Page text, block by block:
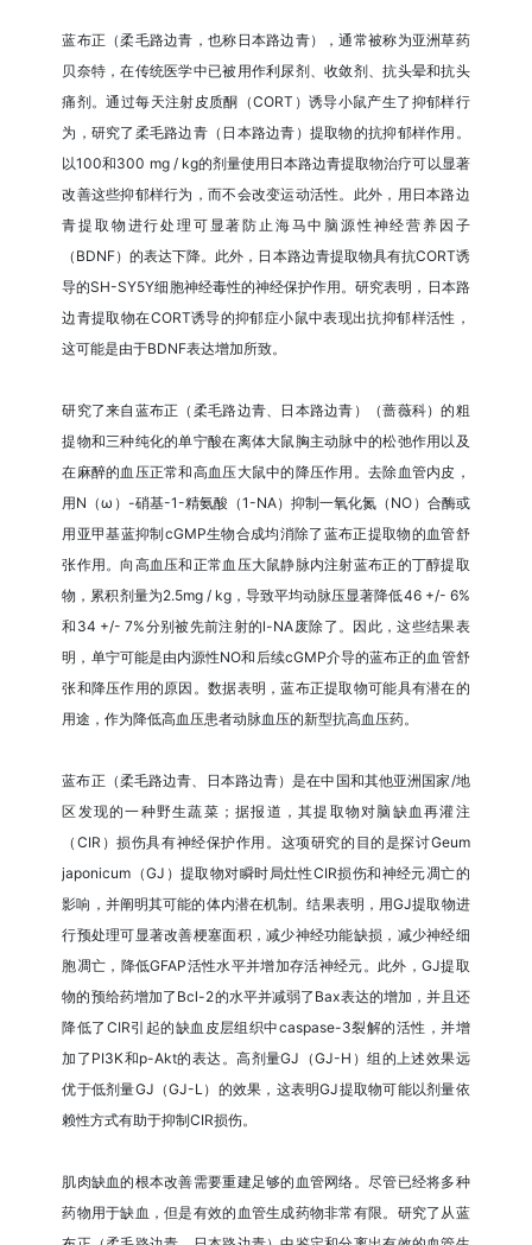
蓝布正（柔毛路边青，也称日本路边青），通常被称为亚洲草药
贝奈特，在传统医学中已被用作利尿剂、收敛剂、抗头晕和抗头
痛剂。通过每天注射皮质酮（CORT）诱导小鼠产生了抑郁样行
为，研究了柔毛路边青（日本路边青）提取物的抗抑郁样作用。
以100和300 mg / kg的剂量使用日本路边青提取物治疗可以显著
改善这些抑郁样行为，而不会改变运动活性。此外，用日本路边
青提取物进行处理可显著防止海马中脑源性神经营养因子
（BDNF）的表达下降。此外，日本路边青提取物具有抗CORT诱
导的SH-SY5Y细胞神经毒性的神经保护作用。研究表明，日本路
边青提取物在CORT诱导的抑郁症小鼠中表现出抗抑郁样活性，
这可能是由于BDNF表达增加所致。
研究了来自蓝布正（柔毛路边青、日本路边青）（蔷薇科）的粗
提物和三种纯化的单宁酸在离体大鼠胸主动脉中的松弛作用以及
在麻醉的血压正常和高血压大鼠中的降压作用。去除血管内皮，
用N（ω）-硝基-1-精氨酸（1-NA）抑制一氧化氮（NO）合酶或
用亚甲基蓝抑制cGMP生物合成均消除了蓝布正提取物的血管舒
张作用。向高血压和正常血压大鼠静脉内注射蓝布正的丁醇提取
物，累积剂量为2.5mg / kg，导致平均动脉压显著降低46 +/- 6%
和34 +/- 7%分别被先前注射的l-NA废除了。因此，这些结果表
明，单宁可能是由内源性NO和后续cGMP介导的蓝布正的血管舒
张和降压作用的原因。数据表明，蓝布正提取物可能具有潜在的
用途，作为降低高血压患者动脉血压的新型抗高血压药。
蓝布正（柔毛路边青、日本路边青）是在中国和其他亚洲国家/地
区发现的一种野生蔬菜；据报道，其提取物对脑缺血再灌注
（CIR）损伤具有神经保护作用。这项研究的目的是探讨Geum
japonicum（GJ）提取物对瞬时局灶性CIR损伤和神经元凋亡的
影响，并阐明其可能的体内潜在机制。结果表明，用GJ提取物进
行预处理可显著改善梗塞面积，减少神经功能缺损，减少神经细
胞凋亡，降低GFAP活性水平并增加存活神经元。此外，GJ提取
物的预给药增加了Bcl-2的水平并减弱了Bax表达的增加，并且还
降低了CIR引起的缺血皮层组织中caspase-3裂解的活性，并增
加了PI3K和p-Akt的表达。高剂量GJ（GJ-H）组的上述效果远
优于低剂量GJ（GJ-L）的效果，这表明GJ提取物可能以剂量依
赖性方式有助于抑制CIR损伤。
肌肉缺血的根本改善需要重建足够的血管网络。尽管已经将多种
药物用于缺血，但是有效的血管生成药物非常有限。研究了从蓝